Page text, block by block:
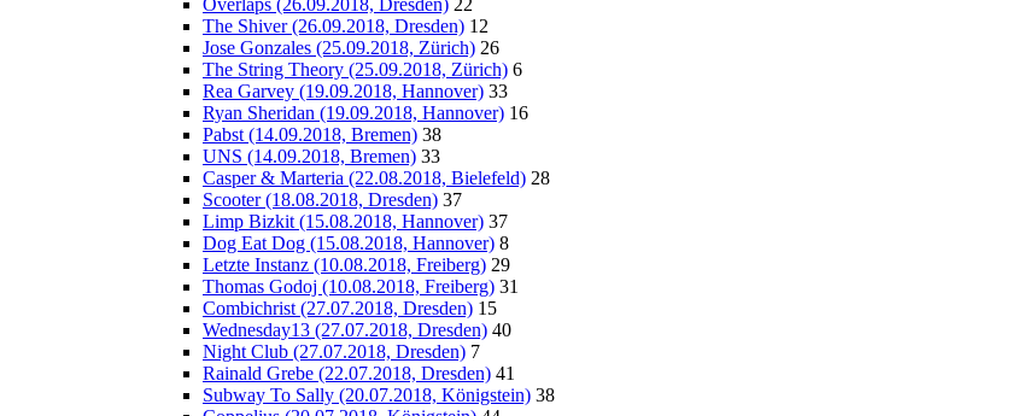
Overlaps (26.09.2018, Dresden) 22
The Shiver (26.09.2018, Dresden) 12
Jose Gonzales (25.09.2018, Zürich) 26
The String Theory (25.09.2018, Zürich) 6
Rea Garvey (19.09.2018, Hannover) 33
Ryan Sheridan (19.09.2018, Hannover) 16
Pabst (14.09.2018, Bremen) 38
UNS (14.09.2018, Bremen) 33
Casper & Marteria (22.08.2018, Bielefeld) 28
Scooter (18.08.2018, Dresden) 37
Limp Bizkit (15.08.2018, Hannover) 37
Dog Eat Dog (15.08.2018, Hannover) 8
Letzte Instanz (10.08.2018, Freiberg) 29
Thomas Godoj (10.08.2018, Freiberg) 31
Combichrist (27.07.2018, Dresden) 15
Wednesday13 (27.07.2018, Dresden) 40
Night Club (27.07.2018, Dresden) 7
Rainald Grebe (22.07.2018, Dresden) 41
Subway To Sally (20.07.2018, Königstein) 38